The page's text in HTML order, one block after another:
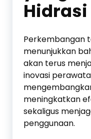
Hidrasi
Perkembangan
menunjukkan
akan terus
inovasi
meningkatkan
sekaligus
penggunaan.